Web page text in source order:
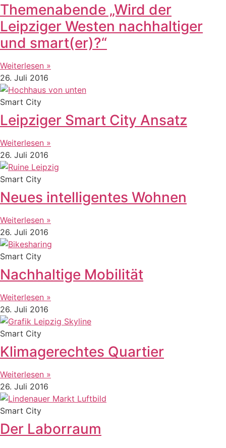
Themenabende „Wird der
Leipziger Westen nachhaltiger
und smart(er)?“
Weiterlesen »
26. Juli 2016
Smart City
Leipziger Smart City Ansatz
Weiterlesen »
26. Juli 2016
Smart City
Neues intelligentes Wohnen
Weiterlesen »
26. Juli 2016
Smart City
Nachhaltige Mobilität
Weiterlesen »
26. Juli 2016
Smart City
Klimagerechtes Quartier
Weiterlesen »
26. Juli 2016
Smart City
Der Laborraum